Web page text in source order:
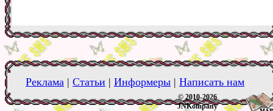
Реклама | Статьи | Информеры | Написать нам
© 2010-2026
JNKompany